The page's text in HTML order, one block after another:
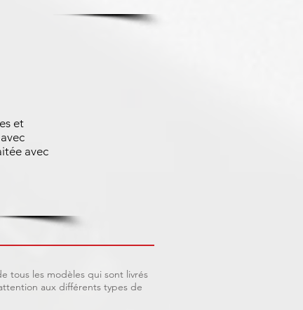
et
avec
tous les modèles qui sont livrés
aux différents types de